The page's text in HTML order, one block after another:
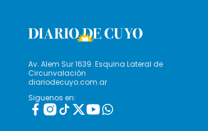
Av. Alem Sur 1639. Esquina Lateral de
Circunvalación
diariodecuyo.com.ar
Siguenos en: